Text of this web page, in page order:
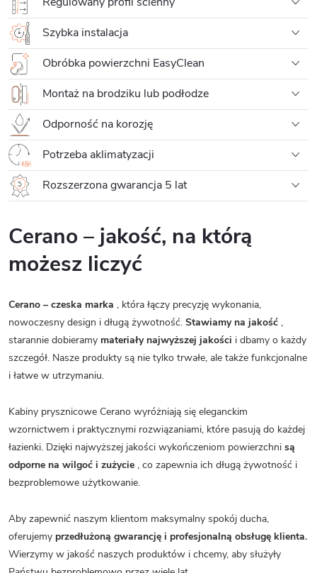
Szybka instalacja
Obróbka powierzchni EasyClean
Montaż na brodziku lub podłodze
Odporność na korozję
Potrzeba aklimatyzacji
Rozszerzona gwarancja 5 lat
Cerano – jakość, na którą
możesz liczyć
Cerano – czeska marka , która łączy precyzję wykonania,
nowoczesny design i długą żywotność. Stawiamy na jakość ,
starannie dobieramy materiały najwyższej jakości i dbamy o każdy
szczegół. Nasze produkty są nie tylko trwałe, ale także funkcjonalne
i łatwe w utrzymaniu.
Kabiny prysznicowe Cerano wyróżniają się eleganckim
wzornictwem i praktycznymi rozwiązaniami, które pasują do każdej
łazienki. Dzięki najwyższej jakości wykończeniom powierzchni są
odporne na wilgoć i zużycie , co zapewnia ich długą żywotność i
bezproblemowe użytkowanie.
Aby zapewnić naszym klientom maksymalny spokój ducha,
oferujemy przedłużoną gwarancję i profesjonalną obsługę klienta.
Wierzymy w jakość naszych produktów i chcemy, aby służyły